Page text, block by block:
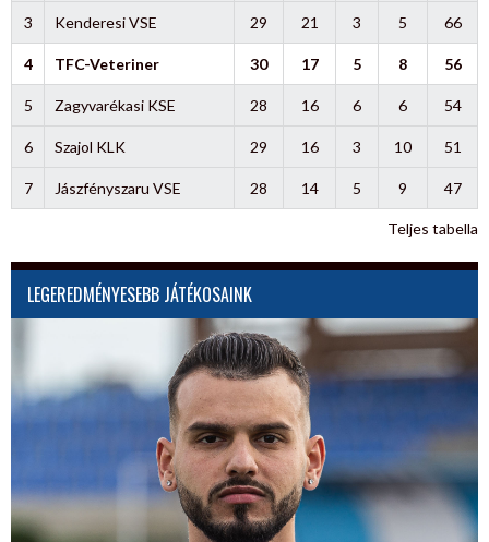
3 Kenderesi VSE 29 21 3 5 66
4 TFC-Veteriner 30 17 5 8 56
5 Zagyvarékasi KSE 28 16 6 6 54
6 Szajol KLK 29 16 3 10 51
7 Jászfényszaru VSE 28 14 5 9 47
Teljes tabella
LEGEREDMÉNYESEBB JÁTÉKOSAINK